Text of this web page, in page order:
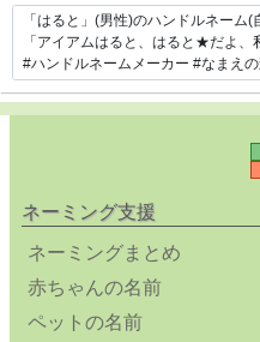
ネーミング支援
ネーミングまとめ
赤ちゃんの名前
ペットの名前